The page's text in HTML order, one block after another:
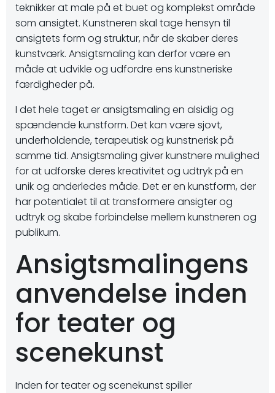
teknikker at male på et buet og komplekst område
som ansigtet. Kunstneren skal tage hensyn til
ansigtets form og struktur, når de skaber deres
kunstværk. Ansigtsmaling kan derfor være en
måde at udvikle og udfordre ens kunstneriske
færdigheder på.
I det hele taget er ansigtsmaling en alsidig og
spændende kunstform. Det kan være sjovt,
underholdende, terapeutisk og kunstnerisk på
samme tid. Ansigtsmaling giver kunstnere mulighed
for at udforske deres kreativitet og udtryk på en
unik og anderledes måde. Det er en kunstform, der
har potentialet til at transformere ansigter og
udtryk og skabe forbindelse mellem kunstneren og
publikum.
Ansigtsmalingens
anvendelse inden
for teater og
scenekunst
Inden for teater og scenekunst spiller